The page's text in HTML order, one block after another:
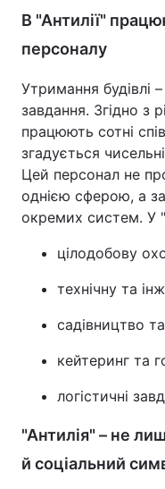
В "Антилії"
персоналу
Утримання будівлі
завдання. Згідно з
працюють сотні
згадується
Цей персонал не
однією сферою, а
окремих систем. У
цілодобову
технічну та
садівництво
кейтеринг та
логістичні
"Антилія" – не
й соціальний